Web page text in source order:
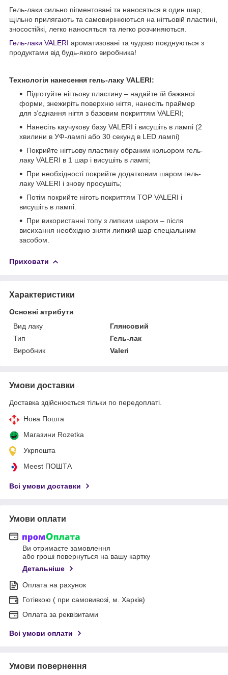
Гель-лаки сильно пігментовані та наносяться в один шар,
щільно прилягають та самовирінюються на нігтьовій пластині,
зносостійкі, легко наносяться та легко розчиняються.
Гель-лаки VALERI ароматизовані та чудово поєднуються з
продуктами від будь-якого виробника!
Технологія нанесення гель-лаку VALERI:
Підготуйте нігтьову пластину – надайте їй бажаної
форми, знежиріть поверхню нігтя, нанесіть праймер
для з’єднання нігтя з базовим покриттям VALERI;
Нанесіть каучукову базу VALERI і висушіть в лампі (2
хвилини в УФ-лампі або 30 секунд в LED лампі)
Покрийте нігтьову пластину обраним кольором гель-
лаку VALERI в 1 шар і висушіть в лампі;
При необхідності покрийте додатковим шаром гель-
лаку VALERI і знову просушіть;
Потім покрийте ніготь покриттям TOP VALERI і
висушіть в лампі.
При використанні топу з липким шаром – після
висихання необхідно зняти липкий шар спеціальним
засобом.
Приховати
Характеристики
Основні атрибути
Вид лаку
Глянсовий
Тип
Гель-лак
Виробник
Valeri
Умови доставки
Доставка здійснюється тільки по передоплаті.
Нова Пошта
Магазини Rozetka
Укрпошта
Meest ПОШТА
Всі умови доставки
Умови оплати
Ви отримаєте замовлення
або гроші повернуться на вашу картку
Детальніше
Оплата на рахунок
Готівкою ( при самовивозі, м. Харків)
Оплата за реквізитами
Всі умови оплати
Умови повернення